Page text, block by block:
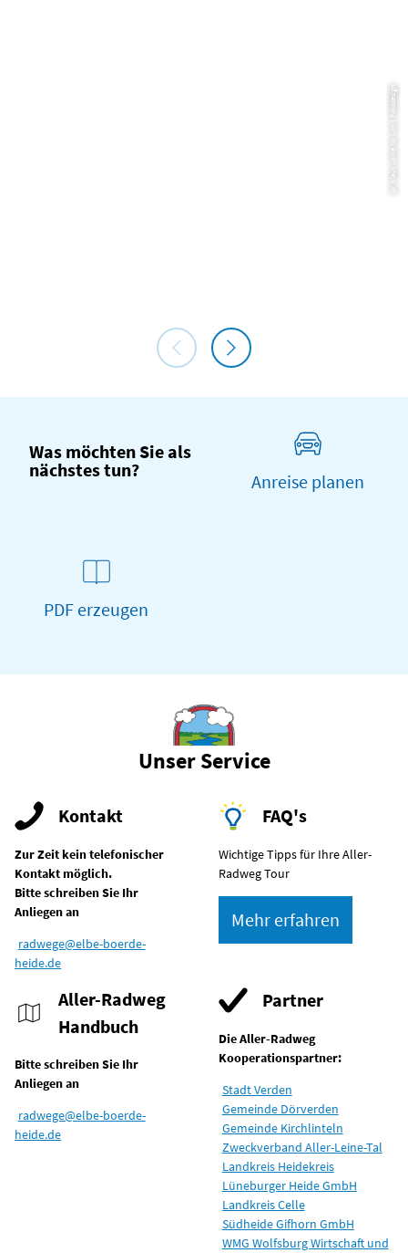
© Klaus Lorke No Limit Fotodesign
Was möchten Sie als
nächstes tun? Anreise planen
PDF erzeugen
Unser Service
Kontakt
Zur Zeit kein telefonischer
Kontakt möglich.
Bitte schreiben Sie Ihr
Anliegen an
radwege@elbe-boerde-
heide.de
FAQ's
Wichtige Tipps für Ihre Aller-
Radweg Tour
Mehr erfahren
Aller-Radweg
Handbuch
Bitte schreiben Sie Ihr
Anliegen an
radwege@elbe-boerde-
heide.de
Partner
Die Aller-Radweg
Kooperationspartner:
Stadt Verden
Gemeinde Dörverden
Gemeinde Kirchlinteln
Zweckverband Aller-Leine-Tal
Landkreis Heidekreis
Lüneburger Heide GmbH
Landkreis Celle
Südheide Gifhorn GmbH
WMG Wolfsburg Wirtschaft und